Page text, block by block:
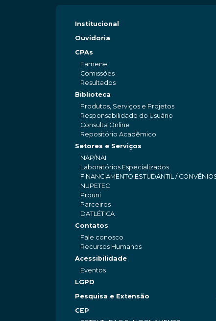
Institucional
Ouvidoria
CPAs
Famene
Comissões
Resultados
Biblioteca
Produtos, Serviços e Projetos
Responsabilidade do Usuário
Consulta Online
Repositório Acadêmico
Setores e Serviços
NAP/NAI
Laboratórios Especializados
FINANCIAMENTO ESTUDANTIL /
NUPETEC
Prouni
Parceiros
DATLÉTICA
Contatos
Fale conosco
Recursos Humanos
Acessibilidade
Eventos
LGPD
Pesquisa e Extensão
CEP